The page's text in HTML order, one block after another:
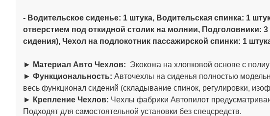
- Водительское сиденье: 1 штука, Водительская спинка: 1
отверстием под откидной столик на молнии, Подголовники: 3
сидения), Чехол на подлокотник пассажирской спинки: 1
► Материал Авто Чехлов: Экокожа на хлопковой основе с
► Функциональность: Авточехлы на сиденья полностью
весь функционал сидений (складывание спинок, регулировки,
► Крепление Чехлов: Чехлы фабрики Автопилот
Подходят для самостоятельной установки без спецсредств.